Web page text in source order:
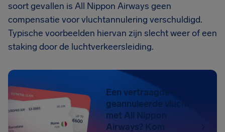
soort gevallen is All Nippon Airways geen
compensatie voor vluchtannulering verschuldigd.
Typische voorbeelden hiervan zijn slecht weer of een
staking door de luchtverkeersleiding.
Een vertraagde of
geannuleerde vlucht
met All Nippon
Airways? Kom